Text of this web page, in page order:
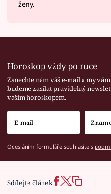
ženy.
Horoskop vždy po ruce
Zanechte nám váš e-mail a my vám
budeme zasílat pravidelný
vaším horoskopem.
Odesláním formuláře souhlasíte s
Sdílejte článek